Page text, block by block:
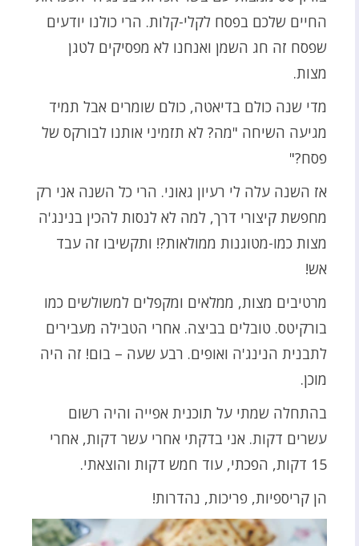
החיים שלכם בפסח לקלי-קלות. הרי כולנו יודעים
שפסח זה חג השמן ואנחנו לא מפסיקים לטגן
מצות.
מדי שנה כולם בדיאטה, כולם שומרים אבל תמיד
מגיעה השיחה "מה? לא תזמיני אותנו לבורקס של
פסח?"
אז השנה עלה לי רעיון גאוני. הרי כל השנה אני רק
מחפשת קיצורי דרך, למה לא לנסות להכין בנינג'ה
מצות כמו-מטוגנות ממולאות?! ותקשיבו זה עבד
אש!
מרטיבים מצות, ממלאים ומקפלים למשולשים כמו
בורקיטס. טובלים בביצה. אחרי הטבילה מעבירים
לתבנית הנינג'ה ואופים. רבע שעה – בום! זה היה
מוכן.
בהתחלה שמתי על תוכנית אפייה והיה רשום
עשרים דקות. אני בדקתי אחרי עשר דקות, אחרי
15 דקות, הפכתי, עוד חמש דקות והוצאתי.
הן קריספיות, פריכות, נהדרות!